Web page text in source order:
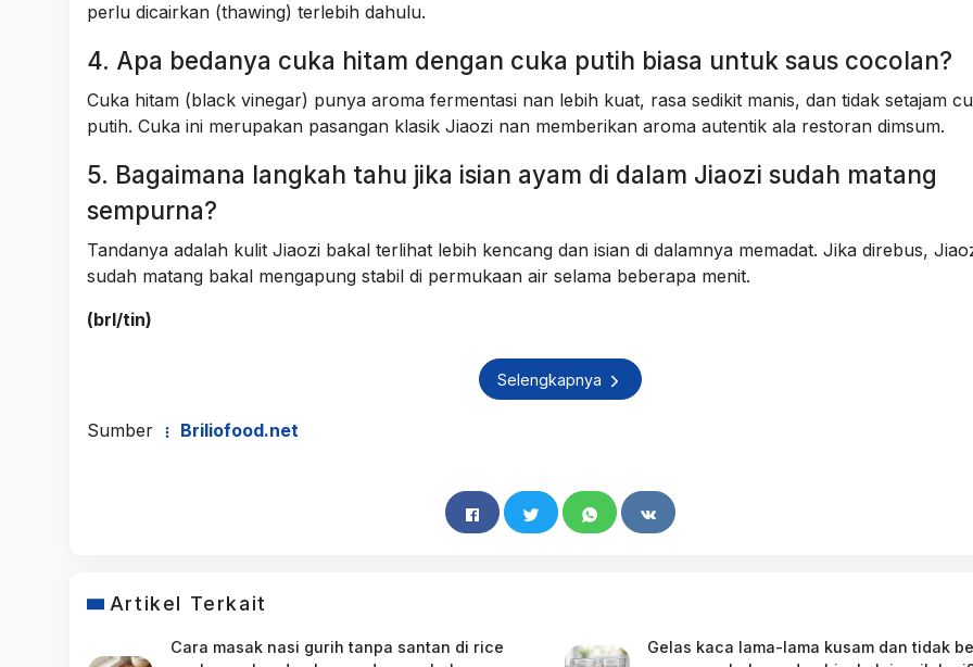
perlu dicairkan (thawing) terlebih dahulu.
4. Apa bedanya cuka hitam dengan cuka putih biasa untuk saus cocolan?
Cuka hitam (black vinegar) punya aroma fermentasi nan lebih kuat, rasa sedikit manis, dan tidak setajam
putih. Cuka ini merupakan pasangan klasik Jiaozi nan memberikan aroma autentik ala restoran dimsum.
5. Bagaimana langkah tahu jika isian ayam di dalam Jiaozi sudah matang
sempurna?
Tandanya adalah kulit Jiaozi bakal terlihat lebih kencang dan isian di dalamnya memadat. Jika direbus,
sudah matang bakal mengapung stabil di permukaan air selama beberapa menit.
(brl/tin)
Selengkapnya
Sumber Briliofood.net
Artikel Terkait
Cara masak nasi gurih tanpa santan di rice
Gelas kaca lama-lama kusam dan tidak